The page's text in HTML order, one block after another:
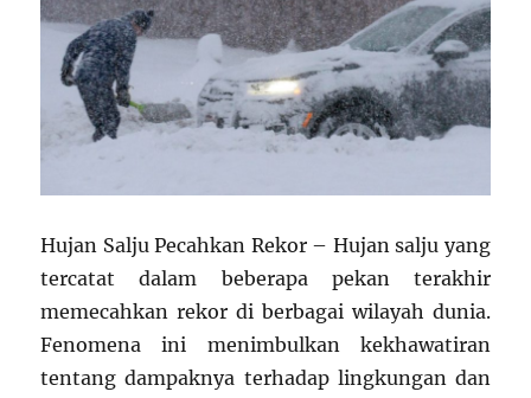
Hujan Salju Pecahkan Rekor – Hujan salju yang
tercatat dalam beberapa pekan terakhir
memecahkan rekor di berbagai wilayah dunia.
Fenomena ini menimbulkan kekhawatiran
tentang dampaknya terhadap lingkungan dan